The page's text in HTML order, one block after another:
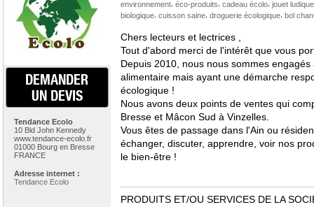
DEMANDER
UN DEVIS
Tendance Ecolo
10 Bld John Kennedy
www.tendance-ecolo.fr
01000 Bourg en Bresse
FRANCE
Adresse internet :
Tendance Ecolo
environnement, éco-produits cadeau écolo, jouet ludique
biologique, cuisson saine, droguerie écologique, bol
Chers lecteurs et lectrices ,
Tout d'abord merci de l'intérêt que vous
Depuis 2010, nous nous sommes
alimentaire mais ayant une démarche
écologique !
Nous avons deux points de ventes qui
Bresse et Mâcon Sud à Vinzelles.
Vous êtes de passage dans l'Ain ou
échanger, discuter, apprendre, voir nos
le bien-être !
PRODUITS ET/OU SERVICES DE LA